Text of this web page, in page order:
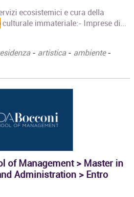
ecosistemici e cura della
culturale immateriale:- Imprese di...
- artistica- ambiente-
of Management > Master in
Administration > Entro